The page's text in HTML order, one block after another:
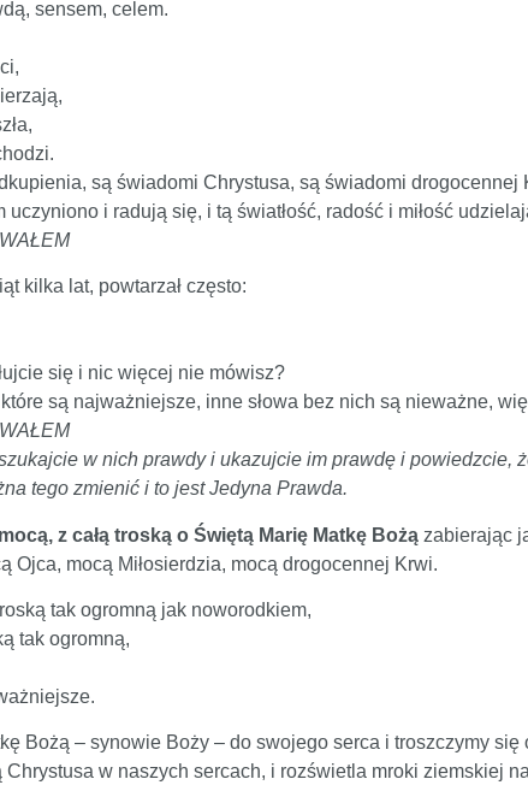
sensem, celem.
są świadomi Chrystusa, są świadomi drogocennej
uczyniono i radują się, i tą światłość, radość i miłość
kilka lat, powtarzał często:
się i nic więcej nie mówisz?
są najważniejsze, inne słowa bez nich są nieważne,
w nich prawdy i ukazujcie im prawdę i powiedzcie,
tego zmienić i to jest Jedyna Prawda.
z całą troską o Świętą Marię Matkę Bożą zabierając
Ojca, mocą Miłosierdzia, mocą drogocennej Krwi.
tak ogromną jak noworodkiem,
tak ogromną,
Bożą – synowie Boży – do swojego serca i troszczymy
w naszych sercach, i rozświetla mroki ziemskiej